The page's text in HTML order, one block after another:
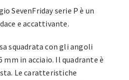
SevenFriday serie P è un
e accattivante.
squadrata con gli angoli
mm in acciaio. Il quadrante è
Le caratteristiche